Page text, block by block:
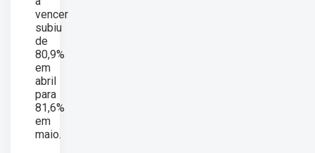
vencer
subiu
de
80,9%
em
abril
para
81,6%
em
maio.